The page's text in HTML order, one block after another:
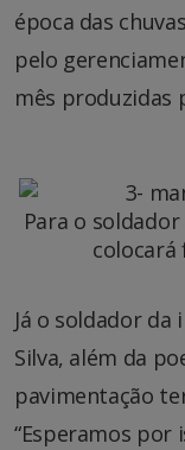
época das
pelo
mês produzidas
Para o
colocará
Já o soldador da
Silva, além da
pavimentação
“Esperamos